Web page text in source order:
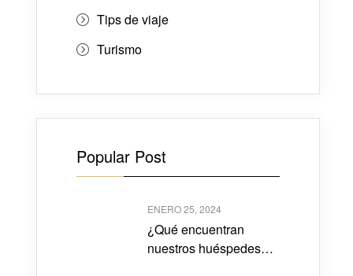
Tips de viaje
Turismo
Popular Post
ENERO 25, 2024
¿Qué encuentran
nuestros huéspedes